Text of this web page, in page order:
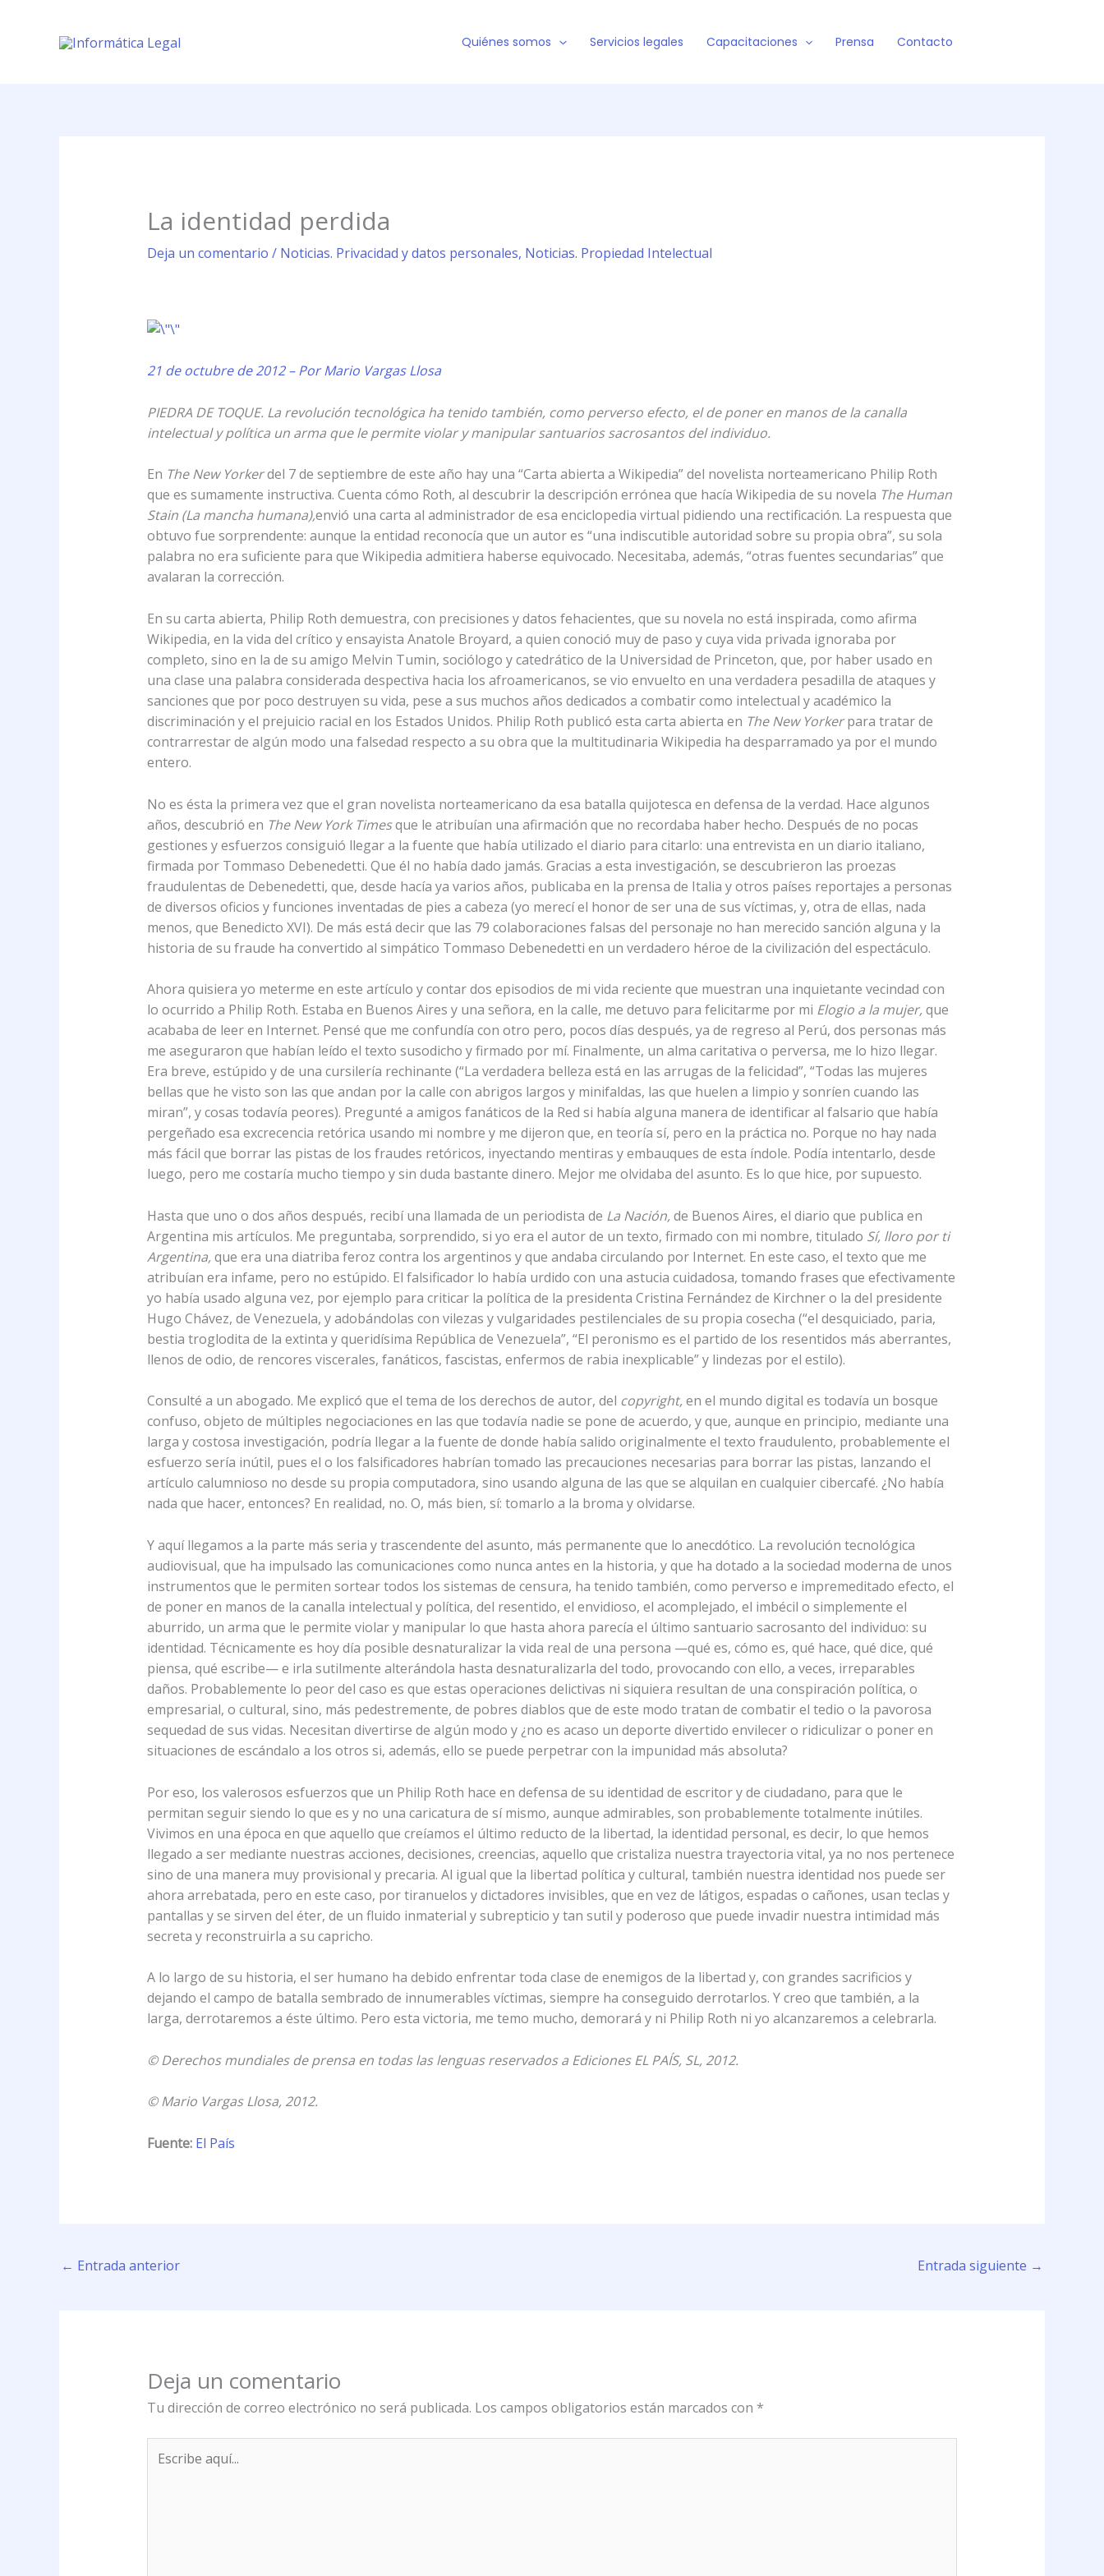
contenido
Quiénes somos Servicios legales Capacitaciones Prensa Contacto
La identidad perdida
Deja un comentario / Noticias. Privacidad y datos personales, Noticias. Propiedad Intelectual
21 de octubre de 2012 – Por Mario Vargas Llosa
PIEDRA DE TOQUE. La revolución tecnológica ha tenido también, como perverso efecto, el de poner en manos de la canalla
intelectual y política un arma que le permite violar y manipular santuarios sacrosantos del individuo.
En The New Yorkerdel 7 de septiembre de este año hay una “Carta abierta a Wikipedia” del novelista norteamericano Philip Roth
que es sumamente instructiva. Cuenta cómo Roth, al descubrir la descripción errónea que hacía Wikipedia de su novela The Human
Stain (La mancha humana),envió una carta al administrador de esa enciclopedia virtual pidiendo una rectificación. La respuesta que
obtuvo fue sorprendente: aunque la entidad reconocía que un autor es “una indiscutible autoridad sobre su propia obra”, su sola
palabra no era suficiente para que Wikipedia admitiera haberse equivocado. Necesitaba, además, “otras fuentes secundarias” que
avalaran la corrección.
En su carta abierta, Philip Roth demuestra, con precisiones y datos fehacientes, que su novela no está inspirada, como afirma
Wikipedia, en la vida del crítico y ensayista Anatole Broyard, a quien conoció muy de paso y cuya vida privada ignoraba por
completo, sino en la de su amigo Melvin Tumin, sociólogo y catedrático de la Universidad de Princeton, que, por haber usado en
una clase una palabra considerada despectiva hacia los afroamericanos, se vio envuelto en una verdadera pesadilla de ataques y
sanciones que por poco destruyen su vida, pese a sus muchos años dedicados a combatir como intelectual y académico la
discriminación y el prejuicio racial en los Estados Unidos. Philip Roth publicó esta carta abierta en The New Yorkerpara tratar de
contrarrestar de algún modo una falsedad respecto a su obra que la multitudinaria Wikipedia ha desparramado ya por el mundo
entero.
No es ésta la primera vez que el gran novelista norteamericano da esa batalla quijotesca en defensa de la verdad. Hace algunos
años, descubrió en The New York Timesque le atribuían una afirmación que no recordaba haber hecho. Después de no pocas
gestiones y esfuerzos consiguió llegar a la fuente que había utilizado el diario para citarlo: una entrevista en un diario italiano,
firmada por Tommaso Debenedetti. Que él no había dado jamás. Gracias a esta investigación, se descubrieron las proezas
fraudulentas de Debenedetti, que, desde hacía ya varios años, publicaba en la prensa de Italia y otros países reportajes a personas
de diversos oficios y funciones inventadas de pies a cabeza (yo merecí el honor de ser una de sus víctimas, y, otra de ellas, nada
menos, que Benedicto XVI). De más está decir que las 79 colaboraciones falsas del personaje no han merecido sanción alguna y la
historia de su fraude ha convertido al simpático Tommaso Debenedetti en un verdadero héroe de la civilización del espectáculo.
Ahora quisiera yo meterme en este artículo y contar dos episodios de mi vida reciente que muestran una inquietante vecindad con
lo ocurrido a Philip Roth. Estaba en Buenos Aires y una señora, en la calle, me detuvo para felicitarme por mi Elogio a la mujer,que
acababa de leer en Internet. Pensé que me confundía con otro pero, pocos días después, ya de regreso al Perú, dos personas más
me aseguraron que habían leído el texto susodicho y firmado por mí. Finalmente, un alma caritativa o perversa, me lo hizo llegar.
Era breve, estúpido y de una cursilería rechinante (“La verdadera belleza está en las arrugas de la felicidad”, “Todas las mujeres
bellas que he visto son las que andan por la calle con abrigos largos y minifaldas, las que huelen a limpio y sonríen cuando las
miran”, y cosas todavía peores). Pregunté a amigos fanáticos de la Red si había alguna manera de identificar al falsario que había
pergeñado esa excrecencia retórica usando mi nombre y me dijeron que, en teoría sí, pero en la práctica no. Porque no hay nada
más fácil que borrar las pistas de los fraudes retóricos, inyectando mentiras y embauques de esta índole. Podía intentarlo, desde
luego, pero me costaría mucho tiempo y sin duda bastante dinero. Mejor me olvidaba del asunto. Es lo que hice, por supuesto.
Hasta que uno o dos años después, recibí una llamada de un periodista de La Nación,de Buenos Aires, el diario que publica en
Argentina mis artículos. Me preguntaba, sorprendido, si yo era el autor de un texto, firmado con mi nombre, titulado Sí, lloro por ti
Argentina,que era una diatriba feroz contra los argentinos y que andaba circulando por Internet. En este caso, el texto que me
atribuían era infame, pero no estúpido. El falsificador lo había urdido con una astucia cuidadosa, tomando frases que efectivamente
yo había usado alguna vez, por ejemplo para criticar la política de la presidenta Cristina Fernández de Kirchner o la del presidente
Hugo Chávez, de Venezuela, y adobándolas con vilezas y vulgaridades pestilenciales de su propia cosecha (“el desquiciado, paria,
bestia troglodita de la extinta y queridísima República de Venezuela”, “El peronismo es el partido de los resentidos más aberrantes,
llenos de odio, de rencores viscerales, fanáticos, fascistas, enfermos de rabia inexplicable” y lindezas por el estilo).
Consulté a un abogado. Me explicó que el tema de los derechos de autor, del copyright,en el mundo digital es todavía un bosque
confuso, objeto de múltiples negociaciones en las que todavía nadie se pone de acuerdo, y que, aunque en principio, mediante una
larga y costosa investigación, podría llegar a la fuente de donde había salido originalmente el texto fraudulento, probablemente el
esfuerzo sería inútil, pues el o los falsificadores habrían tomado las precauciones necesarias para borrar las pistas, lanzando el
artículo calumnioso no desde su propia computadora, sino usando alguna de las que se alquilan en cualquier cibercafé. ¿No había
nada que hacer, entonces? En realidad, no. O, más bien, sí: tomarlo a la broma y olvidarse.
Y aquí llegamos a la parte más seria y trascendente del asunto, más permanente que lo anecdótico. La revolución tecnológica
audiovisual, que ha impulsado las comunicaciones como nunca antes en la historia, y que ha dotado a la sociedad moderna de unos
instrumentos que le permiten sortear todos los sistemas de censura, ha tenido también, como perverso e impremeditado efecto, el
de poner en manos de la canalla intelectual y política, del resentido, el envidioso, el acomplejado, el imbécil o simplemente el
aburrido, un arma que le permite violar y manipular lo que hasta ahora parecía el último santuario sacrosanto del individuo: su
identidad. Técnicamente es hoy día posible desnaturalizar la vida real de una persona —qué es, cómo es, qué hace, qué dice, qué
piensa, qué escribe— e irla sutilmente alterándola hasta desnaturalizarla del todo, provocando con ello, a veces, irreparables
daños. Probablemente lo peor del caso es que estas operaciones delictivas ni siquiera resultan de una conspiración política, o
empresarial, o cultural, sino, más pedestremente, de pobres diablos que de este modo tratan de combatir el tedio o la pavorosa
sequedad de sus vidas. Necesitan divertirse de algún modo y ¿no es acaso un deporte divertido envilecer o ridiculizar o poner en
situaciones de escándalo a los otros si, además, ello se puede perpetrar con la impunidad más absoluta?
Por eso, los valerosos esfuerzos que un Philip Roth hace en defensa de su identidad de escritor y de ciudadano, para que le
permitan seguir siendo lo que es y no una caricatura de sí mismo, aunque admirables, son probablemente totalmente inútiles.
Vivimos en una época en que aquello que creíamos el último reducto de la libertad, la identidad personal, es decir, lo que hemos
llegado a ser mediante nuestras acciones, decisiones, creencias, aquello que cristaliza nuestra trayectoria vital, ya no nos pertenece
sino de una manera muy provisional y precaria. Al igual que la libertad política y cultural, también nuestra identidad nos puede ser
ahora arrebatada, pero en este caso, por tiranuelos y dictadores invisibles, que en vez de látigos, espadas o cañones, usan teclas y
pantallas y se sirven del éter, de un fluido inmaterial y subrepticio y tan sutil y poderoso que puede invadir nuestra intimidad más
secreta y reconstruirla a su capricho.
A lo largo de su historia, el ser humano ha debido enfrentar toda clase de enemigos de la libertad y, con grandes sacrificios y
dejando el campo de batalla sembrado de innumerables víctimas, siempre ha conseguido derrotarlos. Y creo que también, a la
larga, derrotaremos a éste último. Pero esta victoria, me temo mucho, demorará y ni Philip Roth ni yo alcanzaremos a celebrarla.
© Derechos mundiales de prensa en todas las lenguas reservados a Ediciones EL PAÍS, SL, 2012.
© Mario Vargas Llosa, 2012.
Fuente: El País
← Entrada anterior Entrada siguiente →
Deja un comentario
Tu dirección de correo electrónico no será publicada. Los campos obligatorios están marcados con *
aquí...